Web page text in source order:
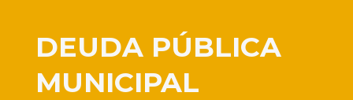
DEUDA PÚBLICA
MUNICIPAL